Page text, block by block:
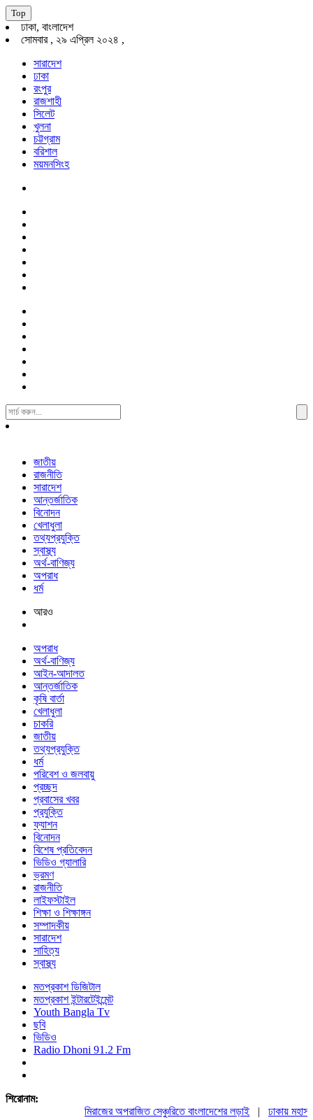
Top
ঢাকা, বাংলাদেশ
সোমবার , ২৯ এপ্রিল ২০২৪ ,
সারাদেশ
ঢাকা
রংপুর
রাজশাহী
সিলেট
খুলনা
চট্টগ্রাম
বরিশাল
ময়মনসিংহ
Search
For:
জাতীয়
রাজনীতি
সারাদেশ
আন্তর্জাতিক
বিনোদন
খেলাধুলা
তথ্যপ্রযুক্তি
স্বাস্থ্য
অর্থ-বাণিজ্য
অপরাধ
ধর্ম
আরও
অপরাধ
অর্থ-বাণিজ্য
আইন-আদালত
আন্তর্জাতিক
কৃষি বার্তা
খেলাধুলা
চাকরি
জাতীয়
তথ্যপ্রযুক্তি
ধর্ম
পরিবেশ ও জলবায়ু
প্রচ্ছদ
প্রবাসের খবর
প্রযুক্তি
ফ্যাশন
বিনোদন
বিশেষ প্রতিবেদন
ভিডিও গ্যালারি
ভ্রমণ
রাজনীতি
লাইফস্টাইল
শিক্ষা ও শিক্ষাঙ্গন
সম্পাদকীয়
সারাদেশ
সাহিত্য
স্বাস্থ্য
মতপ্রকাশ ডিজিটাল
মতপ্রকাশ ইন্টারটেইন্মেন্ট
Youth Bangla Tv
ছবি
ভিডিও
Radio Dhoni 91.2 Fm
শিরোনাম:
মিরাজের অপরাজিত সেঞ্চুরিতে বাংলাদেশের লড়াই| ঢাকায়